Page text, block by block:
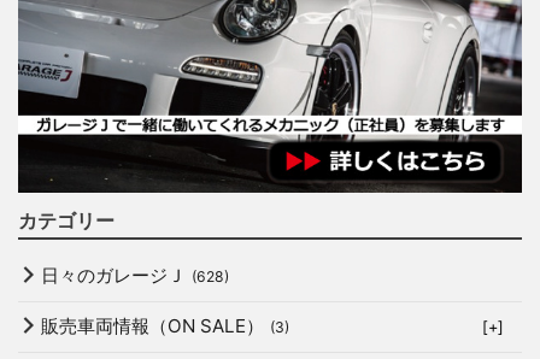
カテゴリー
日々のガレージＪ (628)
販売車両情報（ON SALE） (3) [+]